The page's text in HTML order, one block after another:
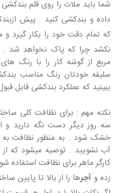
شما باید ملات را روی قلم بندکشی
داده و بندکشی کنید . پیش
که تمام دقت خود را بکار گیرد
نکشد چرا که پاک نخواهد شد
مربع از گوشه کار را با رنگ
سلیقه خودتان رنگ مناسب
ببینید که عملکرد بندکشی قابل
نکته مهم : برای نظافت کلی
سه روز دیگر دست نگه دارید و
خشک شود . به منظور نظافت به
آب نشویید . توصیه میشود که
کارگر ماهر برای نظافت استفاده
زده و آجرها را از بالا تا پایین